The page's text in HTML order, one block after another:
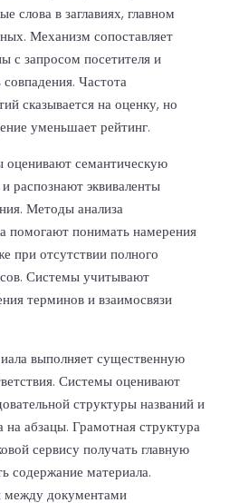
слова в заглавиях, главном
Механизм сопоставляет
с запросом посетителя и
Частота
сказывается на оценку, но
уменьшает рейтинг.
оценивают семантическую
распознают эквиваленты
Методы анализа
помогают понимать намерения
при отсутствии полного
Системы учитывают
терминов и взаимосвязи
выполняет существенную
Системы оценивают
структуры названий и
на абзацы. Грамотная структура
сервису получать главную
содержание материала.
между документами